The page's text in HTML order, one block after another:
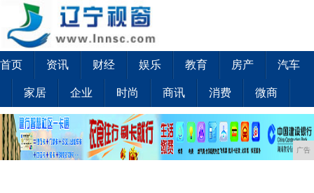
首页 资讯 财经 娱乐 教育 房产 汽车
家居 企业 时尚 商讯 消费 微商
广告